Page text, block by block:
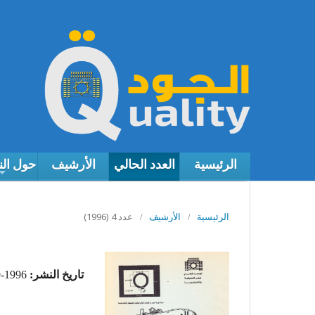
الرئيسية العدد الحالي الأرشيف حول
الرئيسية / الأرشيف / عدد 4 (1996)
تاريخ النشر:1996-09-01